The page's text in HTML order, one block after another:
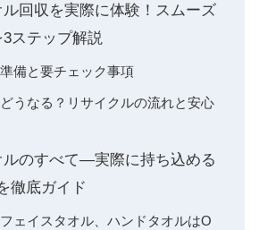
回収を実際に体験！スムーズ
ステップ解説
備と要チェック事項
うなる？リサイクルの流れと安心
ルのすべて―実際に持ち込める
徹底ガイド
ェイスタオル、ハンドタオルはO